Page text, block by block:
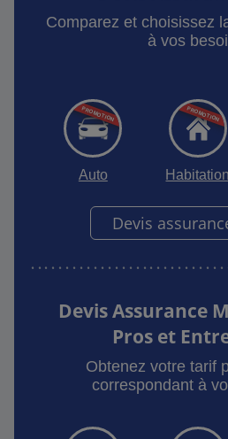
Comparez et choisissez
à vos
Auto Habitation
Devis
Devis Assurance
Pros et
Obtenez votre tarif
correspondant à